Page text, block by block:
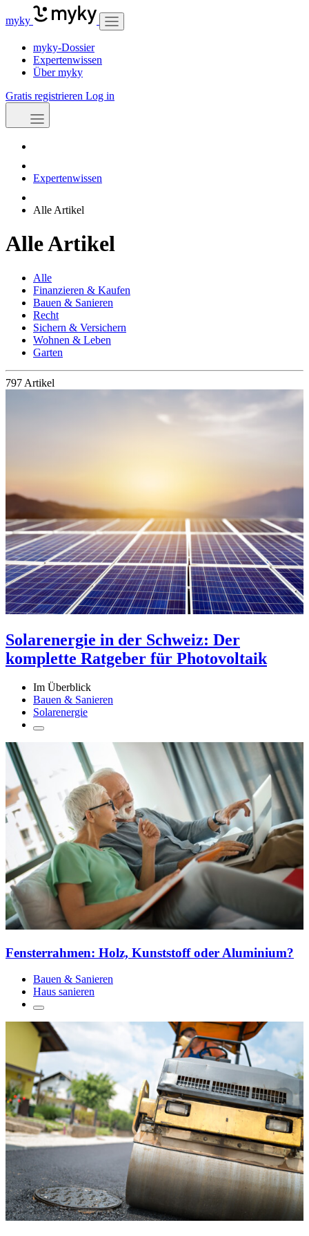
myky
myky-Dossier
Expertenwissen
Über myky
Gratis registrieren Log in
Expertenwissen
Alle Artikel
Alle Artikel
Alle
Finanzieren & Kaufen
Bauen & Sanieren
Recht
Sichern & Versichern
Wohnen & Leben
Garten
797 Artikel
Solarenergie in der Schweiz: Der
komplette Ratgeber für Photovoltaik
Im Überblick
Bauen & Sanieren
Solarenergie
Fensterrahmen: Holz, Kunststoff oder Aluminium?
Bauen & Sanieren
Haus sanieren